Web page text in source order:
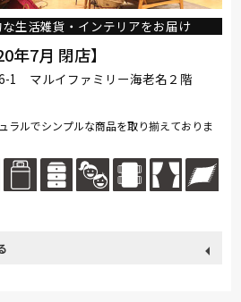
生活雑貨・インテリアをお届け
7月 閉店】
1 マルイファミリー海老名２階
ラルでシンプルな商品を取り揃えておりま